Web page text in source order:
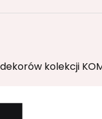
kolekcji